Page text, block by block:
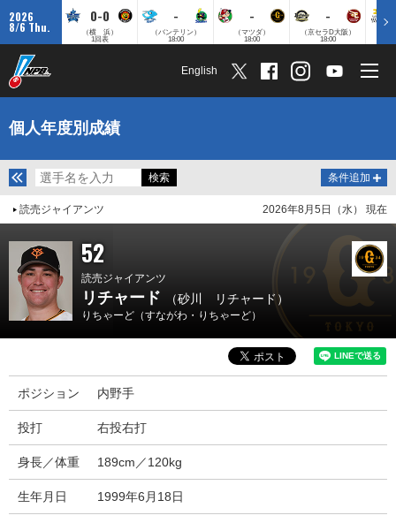
2026
8/6 Thu.
0-0
（横 浜）
1回表
-
（バンテリン）
18:00
-
（マツダ）
18:00
-
（京セラD大阪）
18:00
English
個人年度別成績
条件追加
読売ジャイアンツ 2026年8月5日（水） 現在
52
読売ジャイアンツ
リチャード （砂川 リチャード）
りちゃーど（すながわ・りちゃーど）
ポジション 内野手
投打 右投右打
身長／体重 189cm／120kg
生年月日 1999年6月18日